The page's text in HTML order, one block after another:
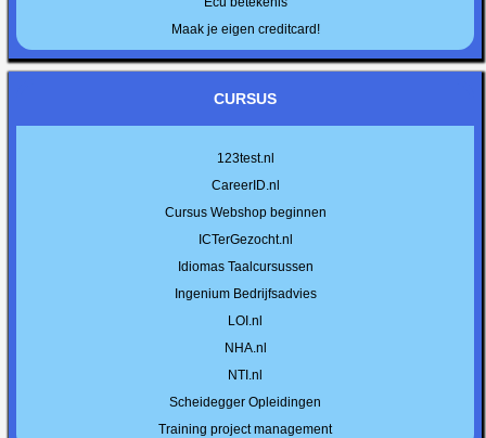
Maak je eigen creditcard!
CURSUS
123test.nl
CareerID.nl
Cursus Webshop beginnen
ICTerGezocht.nl
Idiomas Taalcursussen
Ingenium Bedrijfsadvies
LOI.nl
NHA.nl
NTI.nl
Scheidegger Opleidingen
Training project management